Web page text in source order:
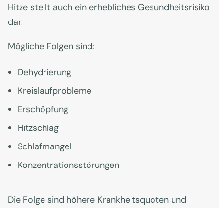
Hitze stellt auch ein erhebliches Gesundheitsrisiko
dar.
Mögliche Folgen sind:
Dehydrierung
Kreislaufprobleme
Erschöpfung
Hitzschlag
Schlafmangel
Konzentrationsstörungen
Die Folge sind höhere Krankheitsquoten und